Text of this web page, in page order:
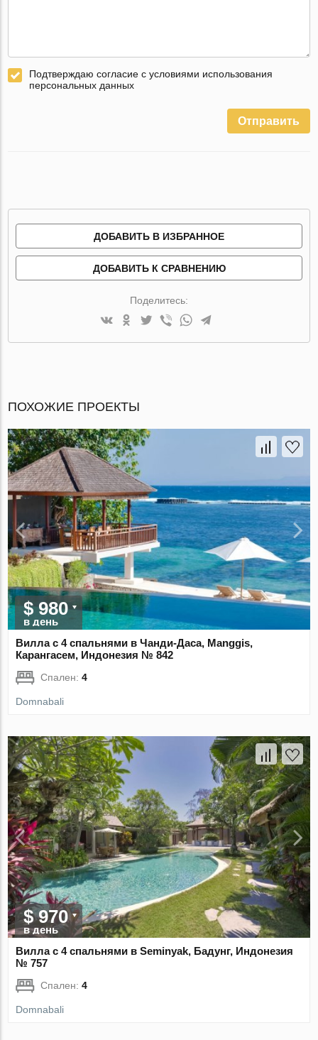
Подтверждаю согласие с условиями использования
персональных данных
Отправить
ДОБАВИТЬ В ИЗБРАННОЕ
ДОБАВИТЬ К СРАВНЕНИЮ
Поделитесь:
ПОХОЖИЕ ПРОЕКТЫ
$ 980
в день
Вилла с 4 спальнями в Чанди-Даса, Manggis,
Карангасем, Индонезия № 842
Спален:4
Domnabali
$ 970
в день
Вилла с 4 спальнями в Seminyak, Бадунг, Индонезия
№ 757
Спален:4
Domnabali